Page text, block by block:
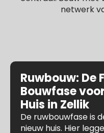
netwerk
Ruwbouw: De
Bouwfase
Huis in Zellik
De ruwbouwfase is
nieuw huis. Hier